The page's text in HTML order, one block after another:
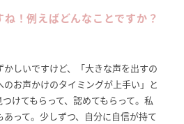
ね！例えばどんなことですか？
かしいですけど、「大きな声を出すの
お声かけのタイミングが上手い」と
けてもらって、認めてもらって。私
って。少しずつ、自分に自信が持て